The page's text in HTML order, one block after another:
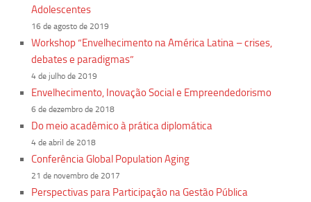
Adolescentes
16 de agosto de 2019
Workshop “Envelhecimento na América Latina – crises,
debates e paradigmas”
4 de julho de 2019
Envelhecimento, Inovação Social e Empreendedorismo
6 de dezembro de 2018
Do meio acadêmico à prática diplomática
4 de abril de 2018
Conferência Global Population Aging
21 de novembro de 2017
Perspectivas para Participação na Gestão Pública